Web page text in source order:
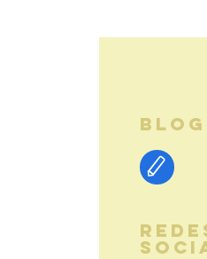
BLOG